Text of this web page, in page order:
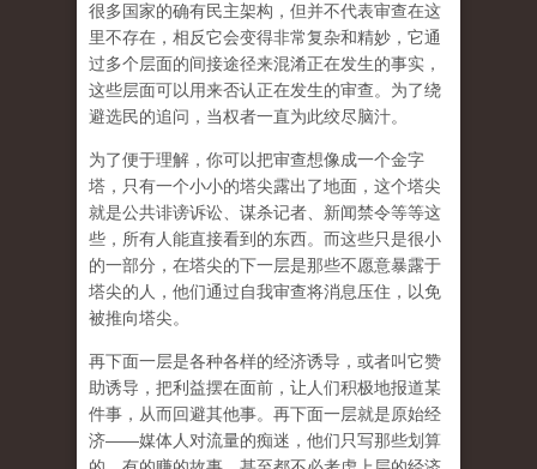
很多国家的确有民主架构，但并不代表审查在这
里不存在，相反它会变得非常复杂和精妙，它通
过多个层面的间接途径来混淆正在发生的事实，
这些层面可以用来否认正在发生的审查。为了绕
避选民的追问，当权者一直为此绞尽脑汁。
为了便于理解，你可以把审查想像成一个金字
塔，只有一个小小的塔尖露出了地面，这个塔尖
就是公共诽谤诉讼、谋杀记者、新闻禁令等等这
些，所有人能直接看到的东西。而这些只是很小
的一部分，在塔尖的下一层是那些不愿意暴露于
塔尖的人，他们通过自我审查将消息压住，以免
被推向塔尖。
再下面一层是各种各样的经济诱导，或者叫它赞
助诱导，把利益摆在面前，让人们积极地报道某
件事，从而回避其他事。再下面一层就是原始经
济——媒体人对流量的痴迷，他们只写那些划算